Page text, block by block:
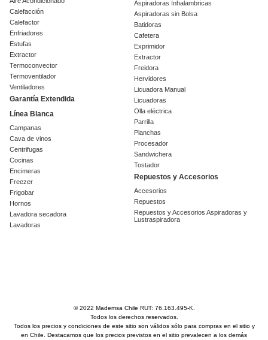
Calefacción
Calefactor
Enfriadores
Estufas
Extractor
Termoconvector
Termoventilador
Ventiladores
Garantía Extendida
Línea Blanca
Campanas
Cava de vinos
Centrifugas
Cocinas
Encimeras
Freezer
Frigobar
Hornos
Lavadora secadora
Lavadoras
Aspiradoras Inhalambricas
Aspiradoras sin Bolsa
Batidoras
Cafetera
Exprimidor
Extractor
Freidora
Hervidores
Licuadora Manual
Licuadoras
Olla eléctrica
Parrilla
Planchas
Procesador
Sandwichera
Tostador
Repuestos y Accesorios
Accesorios
Repuestos
Repuestos y Accesorios Aspiradoras y
Lustraspiradora
© 2022 Mademsa Chile RUT: 76.163.495-K.
Todos los derechos reservados.
Todos los precios y condiciones de este sitio son válidos sólo para compras en el sitio y
en Chile. Destacamos que los precios previstos en el sitio prevalecen a los demás